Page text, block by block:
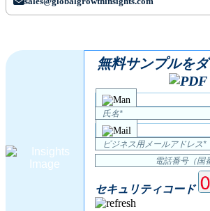
無料サンプルを
セキュリティコード